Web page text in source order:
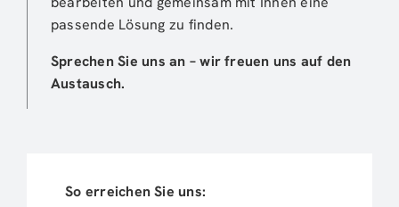
passende Lösung zu finden.
Sprechen Sie uns an – wir freuen uns auf den
Austausch.
So erreichen Sie uns: